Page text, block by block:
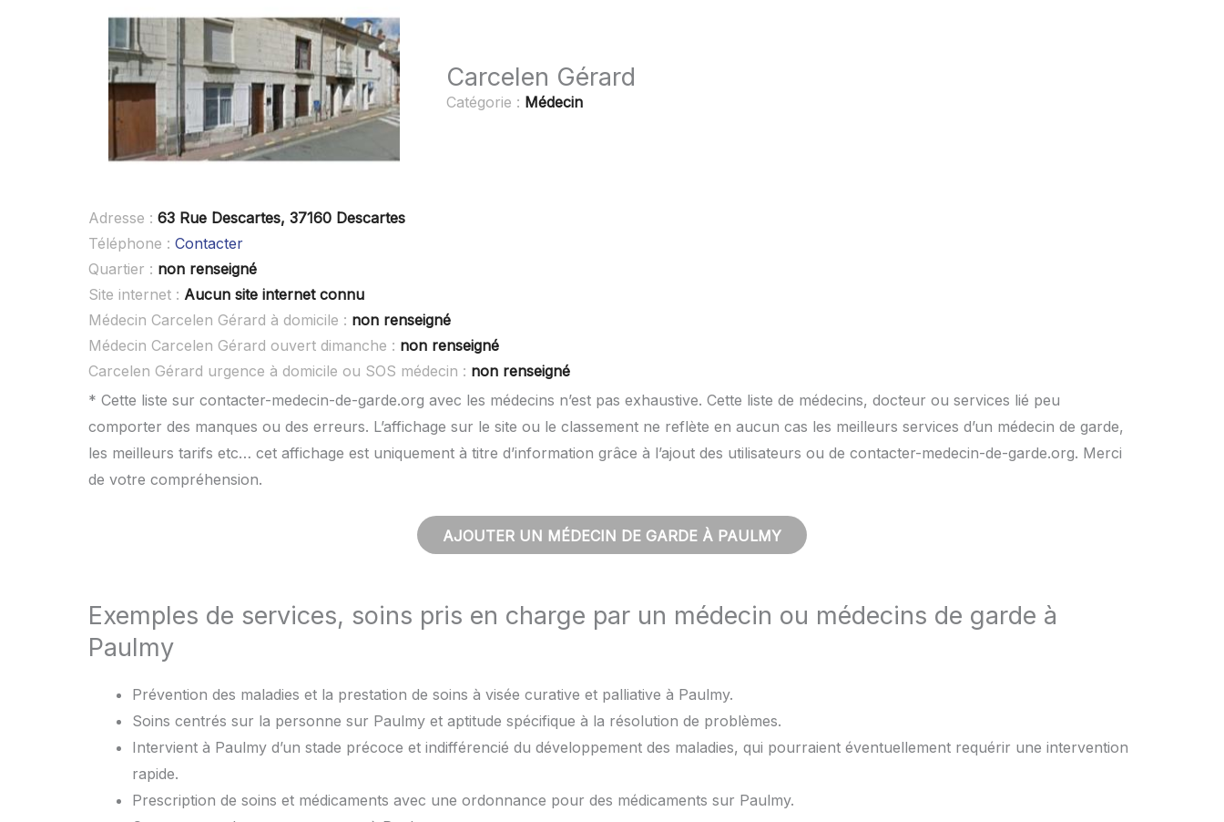
Carcelen Gérard
Catégorie : Médecin
Adresse : 63 Rue Descartes, 37160 Descartes
Téléphone : Contacter
Quartier : non renseigné
Site internet : Aucun site internet connu
Médecin Carcelen Gérard à domicile : non renseigné
Médecin Carcelen Gérard ouvert dimanche : non renseigné
Carcelen Gérard urgence à domicile ou SOS médecin : non renseigné
* Cette liste sur contacter-medecin-de-garde.org avec les médecins n’est pas exhaustive. Cette liste de médecins, docteur ou services lié peu
comporter des manques ou des erreurs. L’affichage sur le site ou le classement ne reflète en aucun cas les meilleurs services d’un médecin de garde,
les meilleurs tarifs etc… cet affichage est uniquement à titre d’information grâce à l’ajout des utilisateurs ou de contacter-medecin-de-garde.org. Merci
de votre compréhension.
AJOUTER UN MÉDECIN DE GARDE À PAULMY
Exemples de services, soins pris en charge par un médecin ou médecins de garde à
Paulmy
Prévention des maladies et la prestation de soins à visée curative et palliative à Paulmy.
Soins centrés sur la personne sur Paulmy et aptitude spécifique à la résolution de problèmes.
Intervient à Paulmy d’un stade précoce et indifférencié du développement des maladies, qui pourraient éventuellement requérir une intervention
rapide.
Prescription de soins et médicaments avec une ordonnance pour des médicaments sur Paulmy.